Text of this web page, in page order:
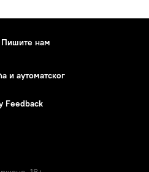
Пишите нам
и аутоматског
Feedback